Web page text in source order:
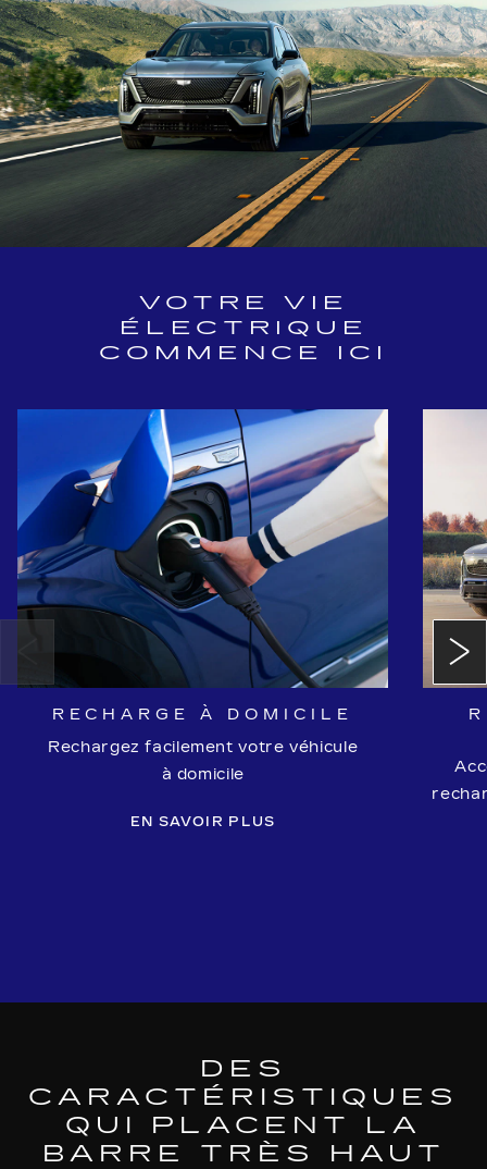
VOTRE VIE
ÉLECTRIQUE
COMMENCE ICI
RECHARGE À DOMICILE
Rechargez facilement votre véhicule
à domicile
EN SAVOIR PLUS
DES
CARACTÉRISTIQUES
QUI PLACENT LA
BARRE TRÈS HAUT